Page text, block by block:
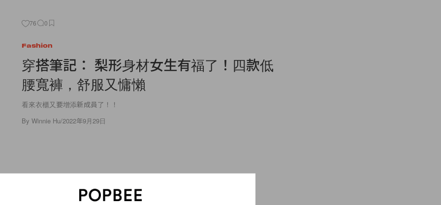
76 0
Fashion
穿搭筆記： 梨形身材女生有福了！四款低
腰寬褲，舒服又慵懶
看來衣櫃又要增添新成員了！！
By Winnie Hu/2022年9月29日